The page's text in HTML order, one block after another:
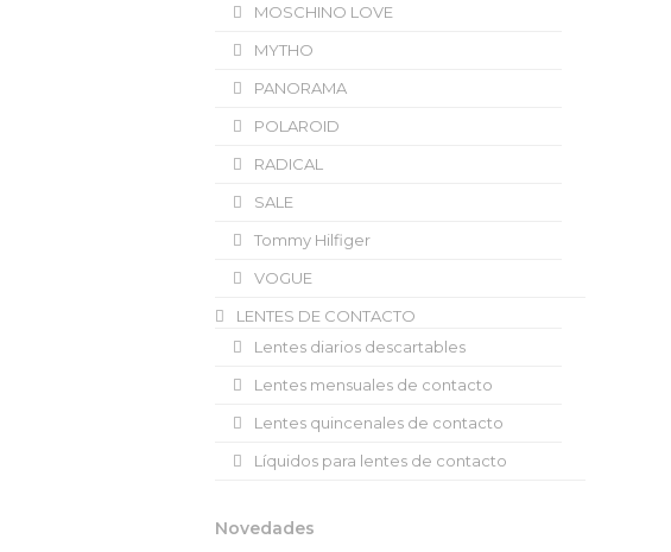
MOSCHINO LOVE
MYTHO
PANORAMA
POLAROID
RADICAL
SALE
Tommy Hilfiger
VOGUE
LENTES DE CONTACTO
Lentes diarios descartables
Lentes mensuales de contacto
Lentes quincenales de contacto
Líquidos para lentes de contacto
Novedades